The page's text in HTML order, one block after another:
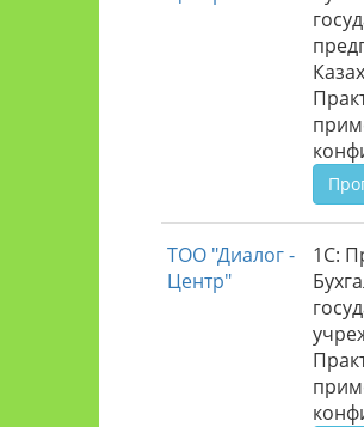
ТОО "Диалог -
Центр"
1С: